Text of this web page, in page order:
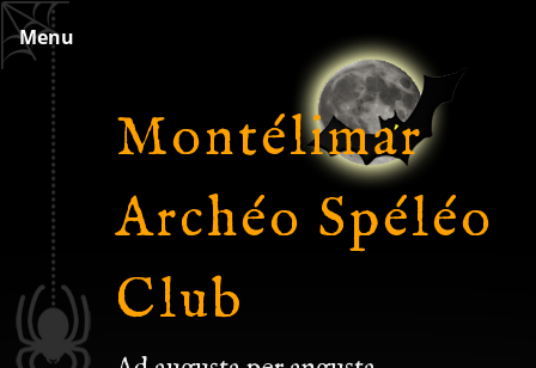
Skip
to
content
Menu
Montélimar
Archéo Spéléo
Club